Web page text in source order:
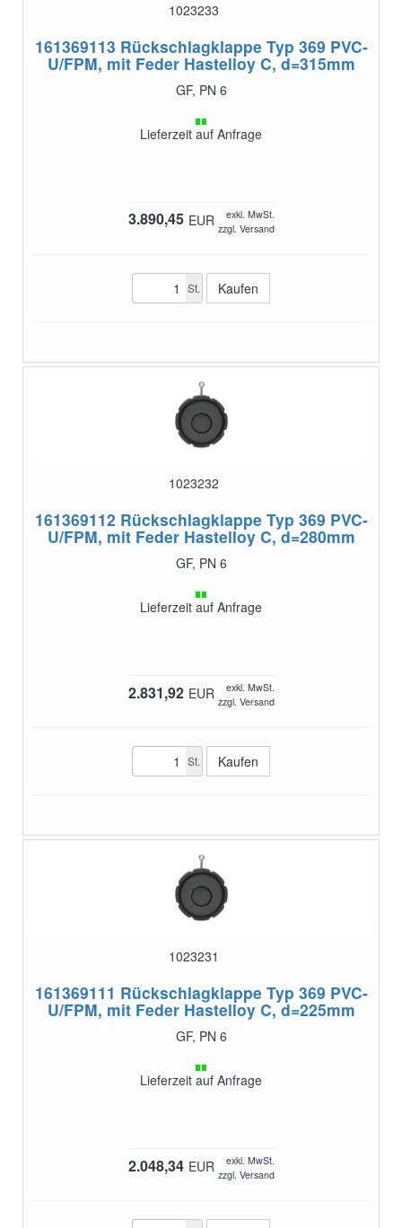
1023233
161369113 Rückschlagklappe Typ 369 PVC-
U/FPM, mit Feder Hastelloy C, d=315mm
GF, PN 6
Lieferzeit auf Anfrage
3.890,45 EUR
exkl. MwSt.
zzgl. Versand
St.
1023232
161369112 Rückschlagklappe Typ 369 PVC-
U/FPM, mit Feder Hastelloy C, d=280mm
GF, PN 6
Lieferzeit auf Anfrage
2.831,92 EUR
exkl. MwSt.
zzgl. Versand
St.
1023231
161369111 Rückschlagklappe Typ 369 PVC-
U/FPM, mit Feder Hastelloy C, d=225mm
GF, PN 6
Lieferzeit auf Anfrage
2.048,34 EUR
exkl. MwSt.
zzgl. Versand